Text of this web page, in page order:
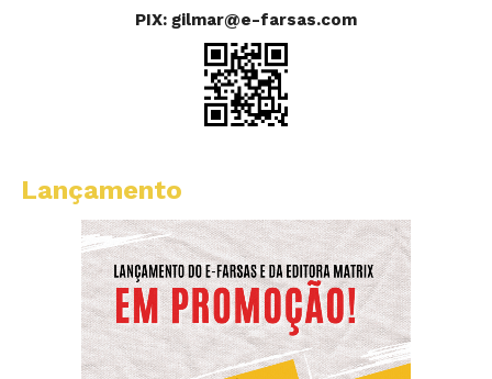
PIX: gilmar@e-farsas.com
Lançamento